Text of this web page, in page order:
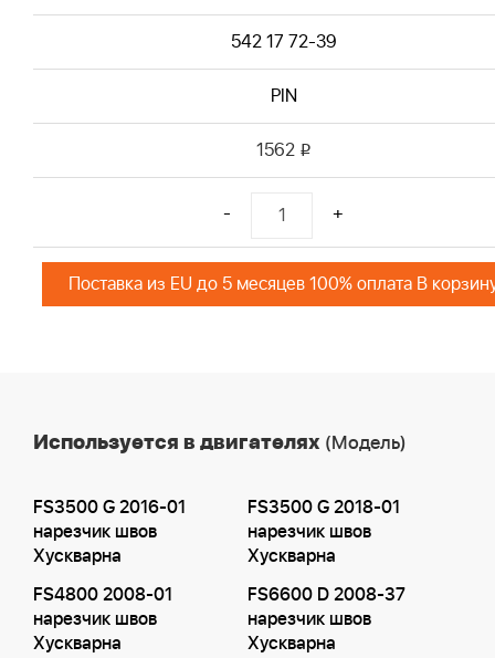
542 17 72-39
PIN
1562 i
- +
Поставка из EU до 5 месяцев 100% оплата В
Используется в двигателях (Модель)
FS3500 G 2016-01
нарезчик швов
Хускварна
FS3500 G 2018-01
нарезчик швов
Хускварна
FS4800 2008-01
нарезчик швов
Хускварна
FS6600 D 2008-37
нарезчик швов
Хускварна